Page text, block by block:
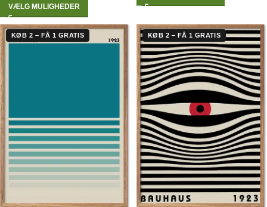
VÆLG MULIGHEDER
KØB 2 – FÅ 1 GRATIS KØB 2 – FÅ 1 GRATIS